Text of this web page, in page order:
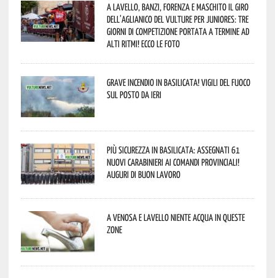
A Lavello, Banzi, Forenza e Maschito il Giro
dell’Aglianico del Vulture per juniores: tre
giorni di competizione portata a termine ad
alti ritmi! Ecco le foto
Grave incendio in Basilicata! Vigili del fuoco
sul posto da ieri
Più sicurezza in Basilicata: assegnati 61
nuovi Carabinieri ai Comandi provinciali!
Auguri di buon lavoro
A Venosa e Lavello niente acqua in queste
zone